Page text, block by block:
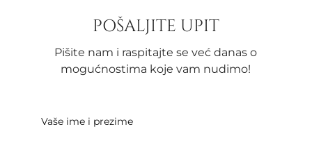
POŠALJITE UPIT
Pišite nam i raspitajte se već danas o
mogućnostima koje vam nudimo!